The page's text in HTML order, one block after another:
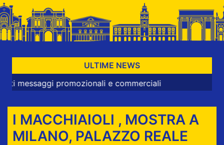
ULTIME NEWS
promozionali e commerciali
I MACCHIAIOLI , MOSTRA A
MILANO, PALAZZO REALE